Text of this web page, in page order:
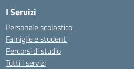
I Servizi
Personale scolastico
Famiglie e studenti
Percorsi di studio
Tutti i servizi